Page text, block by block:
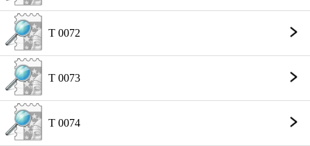
T 0072
T 0073
T 0074